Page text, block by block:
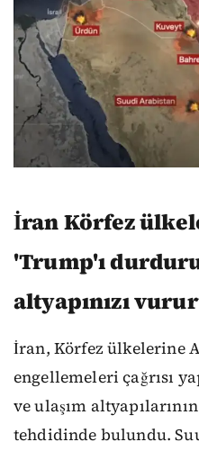
İran Körfez
'Trump'ı
altyapınızı
İran, Körfez ülkelerine
engellemeleri çağrısı
ve ulaşım
tehdidinde bulundu.